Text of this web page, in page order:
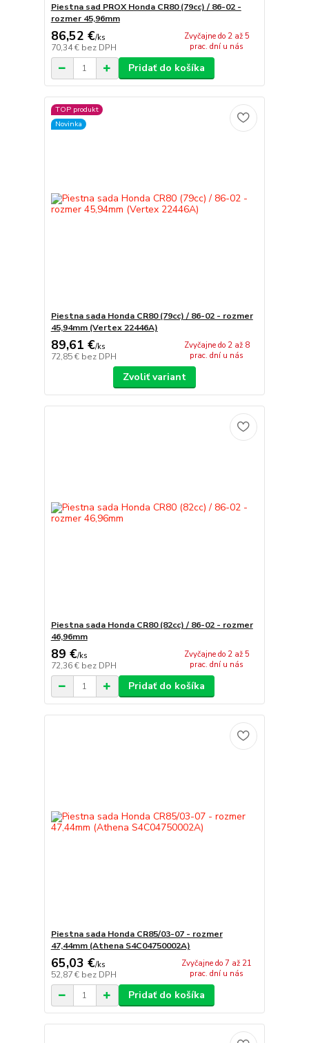
Piestna sad PROX Honda CR80 (79cc) / 86-02 -
rozmer 45,96mm
86,52 €/ks
70,34 € bez DPH
Zvyčajne do 2 až 5
prac. dní u nás
Pridať do košíka
TOP produkt
Novinka
Piestna sada Honda CR80 (79cc) / 86-02 - rozmer
45,94mm (Vertex 22446A)
89,61 €/ks
72,85 € bez DPH
Zvyčajne do 2 až 8
prac. dní u nás
Zvoliť variant
Piestna sada Honda CR80 (82cc) / 86-02 - rozmer
46,96mm
89 €/ks
72,36 € bez DPH
Zvyčajne do 2 až 5
prac. dní u nás
Pridať do košíka
Piestna sada Honda CR85/03-07 - rozmer
47,44mm (Athena S4C04750002A)
65,03 €/ks
52,87 € bez DPH
Zvyčajne do 7 až 21
prac. dní u nás
Pridať do košíka